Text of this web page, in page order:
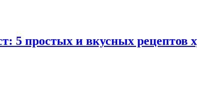
5 простых и вкусных рецептов